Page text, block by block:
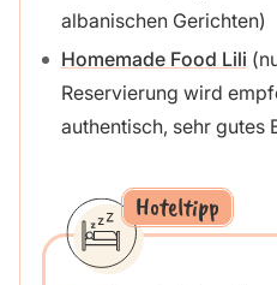
albanischen Gerichten)
Homemade Food Lili
Reservierung wird
authentisch, sehr gutes
Hoteltipp